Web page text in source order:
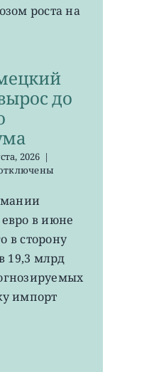
роста на
до
2026 |
в июне
в сторону
19,3 млрд
импорт